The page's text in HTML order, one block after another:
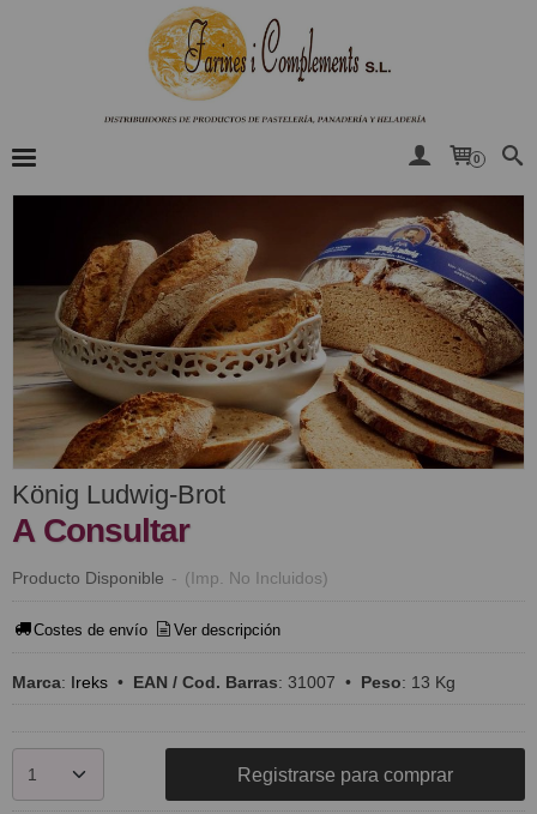
0
König Ludwig-Brot
A Consultar
Producto Disponible - (Imp. No Incluidos)
Costes de envío Ver descripción
Marca: Ireks • EAN / Cod. Barras: 31007 • Peso: 13 Kg
Registrarse para comprar